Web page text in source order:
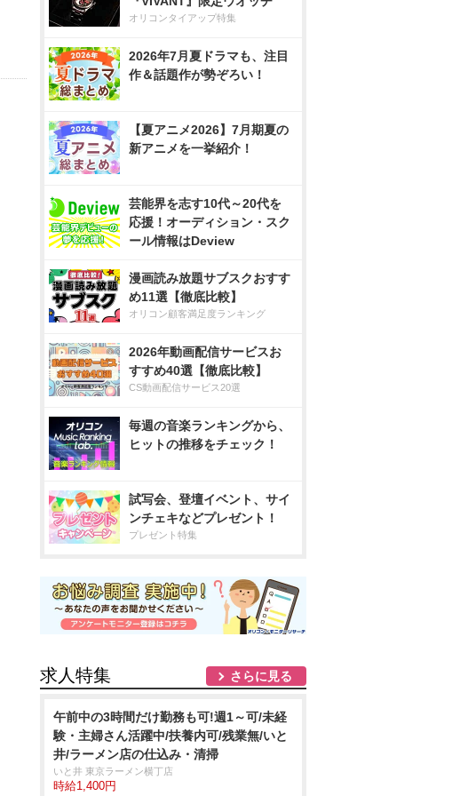
オリコンタイアップ特集
2026年7月夏ドラマも、注目
作＆話題作が勢ぞろい！
【夏アニメ2026】7月期夏の
新アニメを一挙紹介！
芸能界を志す10代～20代を
応援！オーディション・スク
ール情報はDeview
漫画読み放題サブスクおすす
め11選【徹底比較】
オリコン顧客満足度ランキング
2026年動画配信サービスお
すすめ40選【徹底比較】
CS動画配信サービス20選
毎週の音楽ランキングから、
ヒットの推移をチェック！
試写会、登壇イベント、サイ
ンチェキなどプレゼント！
プレゼント特集
求人特集 さらに見る
午前中の3時間だけ勤務も可!週1～可/未経
験・主婦さん活躍中/扶養内可/残業無/いと
井/ラーメン店の仕込み・清掃
いと井 東京ラーメン横丁店
時給1,400円